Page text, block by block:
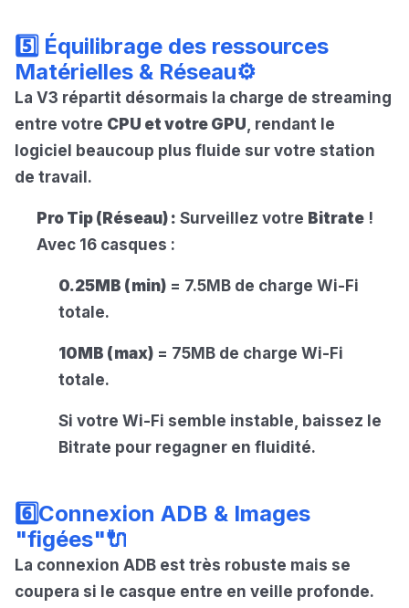
5️⃣ Équilibrage des ressources
Matérielles & Réseau⚙️
La V3 répartit désormais la charge de streaming
entre votre CPU et votre GPU, rendant le
logiciel beaucoup plus fluide sur votre station
de travail.
Pro Tip (Réseau) : Surveillez votre Bitrate !
Avec 16 casques :
0.25MB (min) = 7.5MB de charge Wi-Fi
totale.
10MB (max) = 75MB de charge Wi-Fi
totale.
Si votre Wi-Fi semble instable, baissez le
Bitrate pour regagner en fluidité.
6️⃣Connexion ADB & Images
"figées"🔌
La connexion ADB est très robuste mais se
coupera si le casque entre en veille profonde.